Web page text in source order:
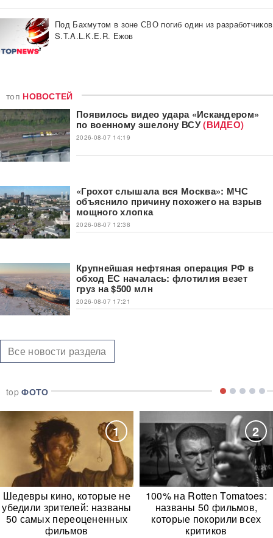
Под Бахмутом в зоне СВО погиб один из разработчиков
S.T.A.L.K.E.R. Ежов
топ НОВОСТЕЙ
Появилось видео удара «Искандером»
по военному эшелону ВСУ(ВИДЕО)
2026-08-07 14:19
«Грохот слышала вся Москва»: МЧС
объяснило причину похожего на взрыв
мощного хлопка
2026-08-07 12:38
Крупнейшая нефтяная операция РФ в
обход ЕС началась: флотилия везет
груз на $500 млн
2026-08-07 17:21
Все новости раздела
topФОТО
1
Шедевры кино, которые не
убедили зрителей: названы
50 самых переоцененных
фильмов
2
100% на Rotten Tomatoes:
названы 50 фильмов,
которые покорили всех
критиков